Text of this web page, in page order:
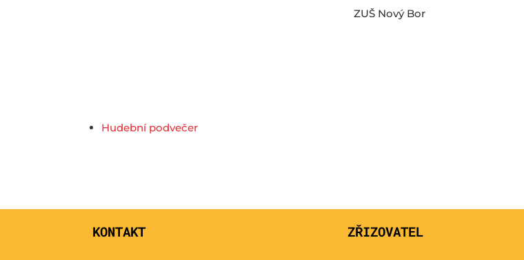
ZUŠ Nový Bor
Hudební podvečer
KONTAKT ZŘIZOVATEL